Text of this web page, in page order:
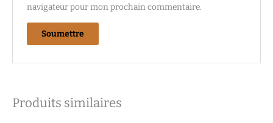
navigateur pour mon prochain commentaire.
Produits similaires